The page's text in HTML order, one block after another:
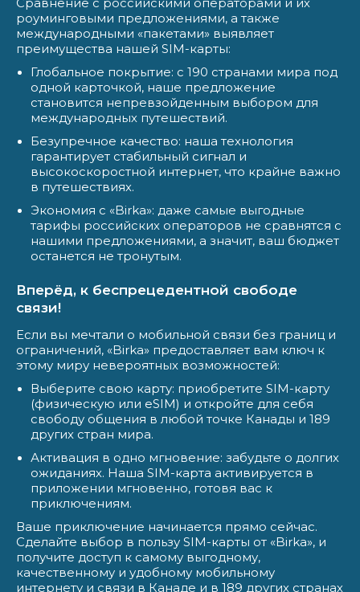
Сравнение с российскими операторами и их
роуминговыми предложениями, а также
международными «пакетами» выявляет
преимущества нашей SIM-карты:
Глобальное покрытие: с 190 странами мира под
одной карточкой, наше предложение
становится непревзойденным выбором для
международных путешествий.
Безупречное качество: наша технология
гарантирует стабильный сигнал и
высокоскоростной интернет, что крайне важно
в путешествиях.
Экономия с «Birka»: даже самые выгодные
тарифы российских операторов не сравнятся с
нашими предложениями, а значит, ваш бюджет
останется не тронутым.
Вперёд, к беспрецедентной свободе
связи!
Если вы мечтали о мобильной связи без границ и
ограничений, «Birka» предоставляет вам ключ к
этому миру невероятных возможностей:
Выберите свою карту: приобретите SIM-карту
(физическую или eSIM) и откройте для себя
свободу общения в любой точке Канады и 189
других стран мира.
Активация в одно мгновение: забудьте о долгих
ожиданиях. Наша SIM-карта активируется в
приложении мгновенно, готовя вас к
приключениям.
Ваше приключение начинается прямо сейчас.
Сделайте выбор в пользу SIM-карты от «Birka», и
получите доступ к самому выгодному,
качественному и удобному мобильному
интернету и связи в Канаде и в 189 других странах